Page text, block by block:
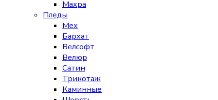
Махра
Пледы
Мех
Бархат
Велсофт
Велюр
Сатин
Трикотаж
Каминные